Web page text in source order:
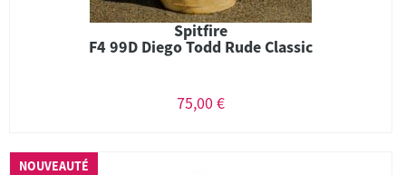
Spitfire
F4 99D Diego Todd Rude Classic
75,00 €
NOUVEAUTÉ